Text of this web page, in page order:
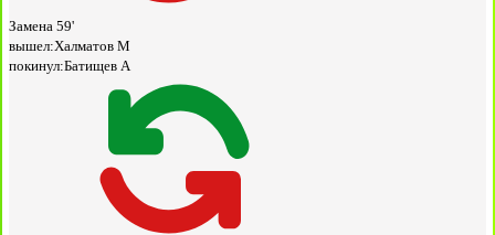
Замена 59'
вышел:Халматов М
покинул:Батищев А